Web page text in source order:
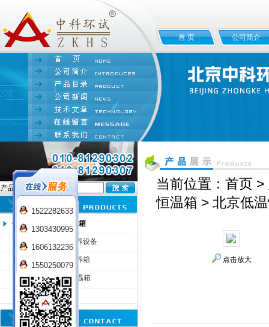
北京中科环试仪器有限公司
首 页 公司简介
产品名:
低温培养箱/低温恒温箱
DP-100CL低温培养设备
DP-250CL低温培养箱
DP-100CA低温恒温箱
DP-250CA低温箱
当前位置： 首页 >
恒温箱 > 北京低
点击放大
1522282633
1303430995
1606132236
1550250079